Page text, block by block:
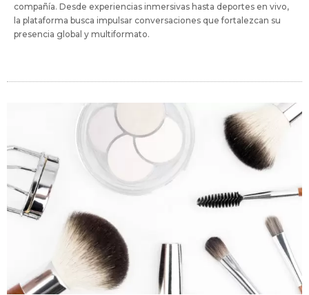
compañía. Desde experiencias inmersivas hasta deportes en vivo,
la plataforma busca impulsar conversaciones que fortalezcan su
presencia global y multiformato.